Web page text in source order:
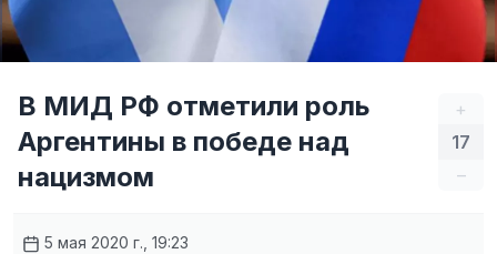
+
17
–
В МИД РФ отметили роль
Аргентины в победе над
нацизмом
5 мая 2020 г., 19:23